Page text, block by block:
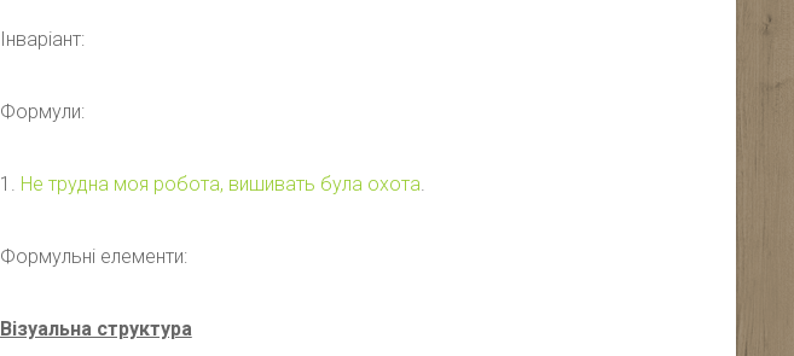
Інваріант:
Формули:
1. Не трудна моя робота, вишивать була охота.
Формульні елементи:
Візуальна структура